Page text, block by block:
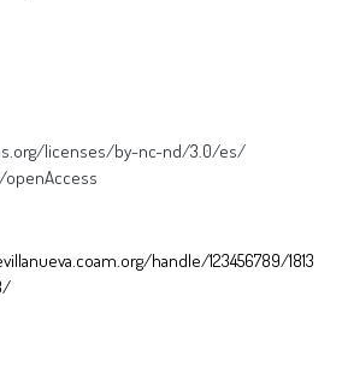
licenses/by-nc-nd/3.0/es/
handle/123456789/1813